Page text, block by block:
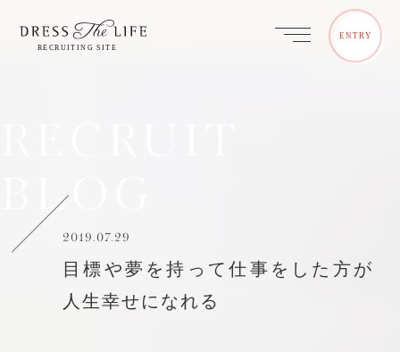
ENTRY
BLOG
2019.07.29
目標や夢を持って仕事をした方が
人生幸せになれる